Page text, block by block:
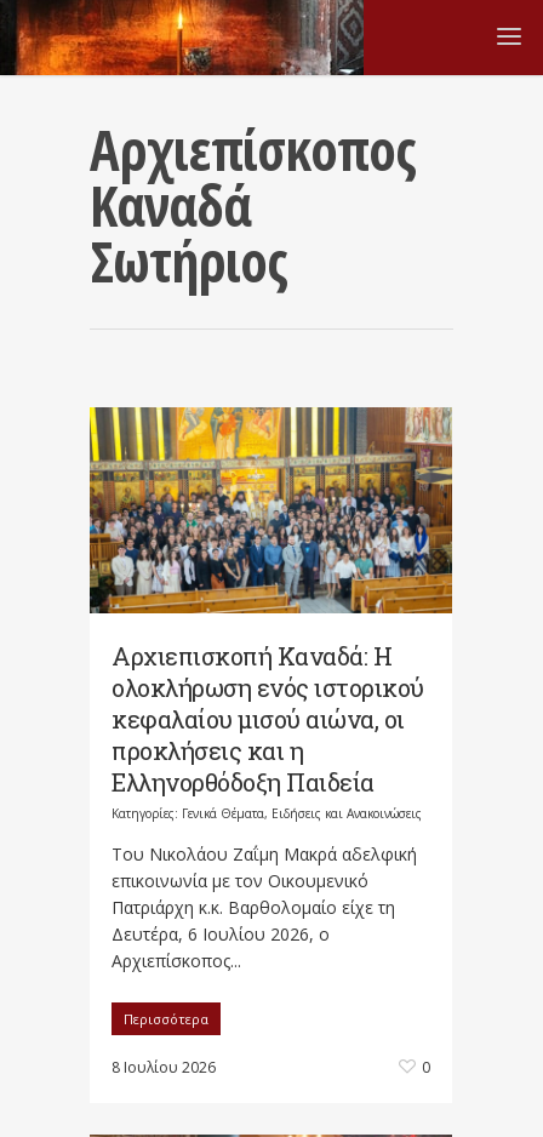
Αρχιεπίσκοπος
Καναδά
Σωτήριος
Αρχιεπισκοπή Καναδά: Η
ολοκλήρωση ενός ιστορικού
κεφαλαίου μισού αιώνα, οι
προκλήσεις και η
Ελληνορθόδοξη Παιδεία
Κατηγορίες: Γενικά Θέματα, Ειδήσεις και Ανακοινώσεις
Του Νικολάου Ζαΐμη Μακρά αδελφική
επικοινωνία με τον Οικουμενικό
Πατριάρχη κ.κ. Βαρθολομαίο είχε τη
Δευτέρα, 6 Ιουλίου 2026, ο
Αρχιεπίσκοπος...
Περισσότερα
8 Ιουλίου 2026 0